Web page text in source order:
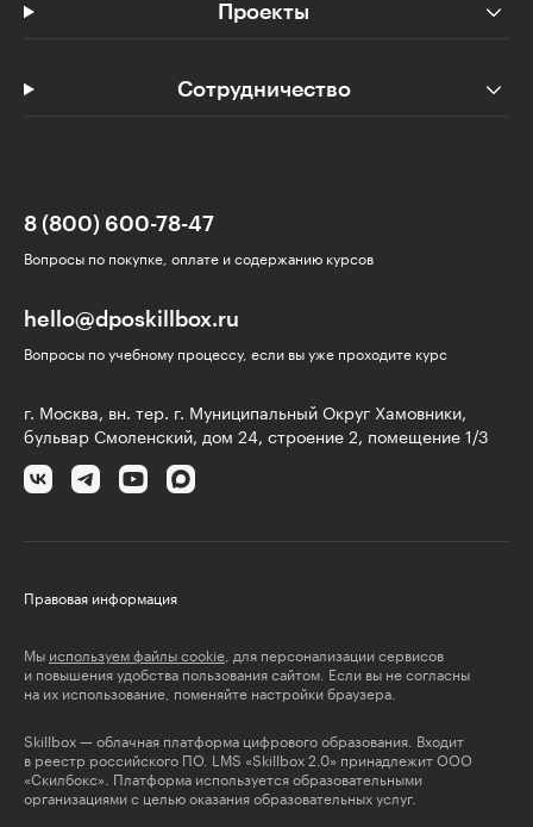
Проекты
Сотрудничество
8 (800) 600-78-47
Вопросы по покупке, оплате и содержанию курсов
hello@dposkillbox.ru
Вопросы по учебному процессу, если вы уже проходите курс
г. Москва, вн. тер. г. Муниципальный Округ Хамовники,
бульвар Смоленский, дом 24, строение 2, помещение 1/3
Правовая информация
Мы используем файлы cookie , для персонализации сервисов
и повышения удобства пользования сайтом. Если вы не согласны
на их использование, поменяйте настройки браузера.
Skillbox — облачная платформа цифрового образования. Входит
в реестр российского ПО. LMS «Skillbox 2.0» принадлежит ООО
«Скилбокс». Платформа используется образовательными
организациями с целью оказания образовательных услуг.